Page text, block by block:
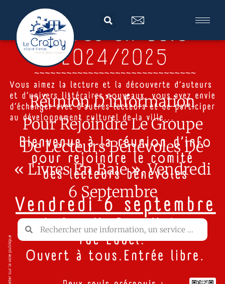
Réunion D’information
Pour Rejoindre Le Groupe
De Lecteurs Bénévoles De
« Livres En Baie », Vendredi
6 Septembre